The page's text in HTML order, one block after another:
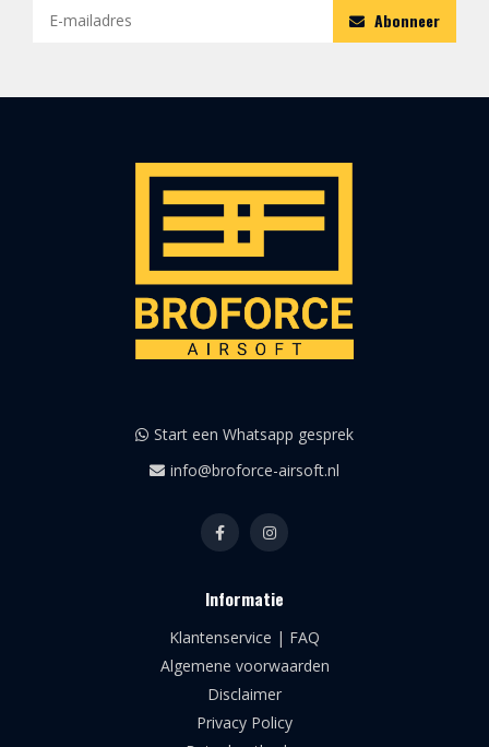
Abonneer
Start een Whatsapp gesprek
info@broforce-airsoft.nl
Informatie
Klantenservice | FAQ
Algemene voorwaarden
Disclaimer
Privacy Policy